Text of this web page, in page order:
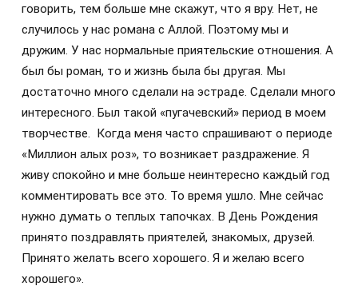
говорить, тем больше мне скажут, что я вру. Нет, не
случилось у нас романа с Аллой. Поэтому мы и
дружим. У нас нормальные приятельские отношения. А
был бы роман, то и жизнь была бы другая. Мы
достаточно много сделали на эстраде. Сделали много
интересного. Был такой «пугачевский» период в моем
творчестве. Когда меня часто спрашивают о периоде
«Миллион алых роз», то возникает раздражение. Я
живу спокойно и мне больше неинтересно каждый год
комментировать все это. То время ушло. Мне сейчас
нужно думать о теплых тапочках. В День Рождения
принято поздравлять приятелей, знакомых, друзей.
Принято желать всего хорошего. Я и желаю всего
хорошего».